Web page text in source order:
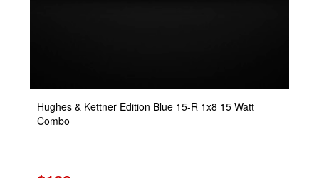
Hughes & Kettner Edition Blue 15-R 1x8 15 Watt
Combo